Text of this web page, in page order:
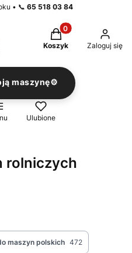
• 📞 65 518 03 84
Produkty w
Koszyk Zaloguj się
maszynę⚙️
Ulubione
rolniczych
maszyn polskich 472